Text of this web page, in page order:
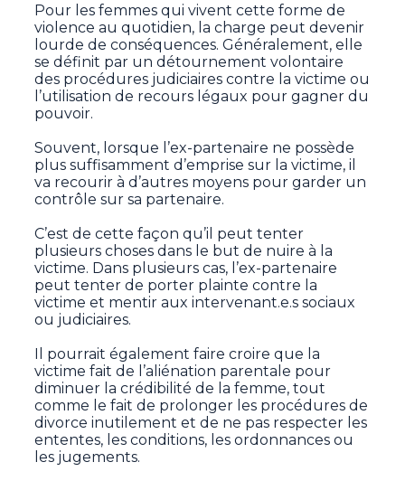
Pour les femmes qui vivent cette forme de
violence au quotidien, la charge peut devenir
lourde de conséquences. Généralement, elle
se définit par un détournement volontaire
des procédures judiciaires contre la victime ou
l’utilisation de recours légaux pour gagner du
pouvoir.
Souvent, lorsque l’ex-partenaire ne possède
plus suffisamment d’emprise sur la victime, il
va recourir à d’autres moyens pour garder un
contrôle sur sa partenaire.
C’est de cette façon qu’il peut tenter
plusieurs choses dans le but de nuire à la
victime. Dans plusieurs cas, l’ex-partenaire
peut tenter de porter plainte contre la
victime et mentir aux intervenant.e.s sociaux
ou judiciaires.
Il pourrait également faire croire que la
victime fait de l’aliénation parentale pour
diminuer la crédibilité de la femme, tout
comme le fait de prolonger les procédures de
divorce inutilement et de ne pas respecter les
ententes, les conditions, les ordonnances ou
les jugements.